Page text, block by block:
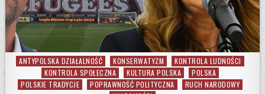
Posted in
ANTYPOLSKA DZIAŁALNOŚĆ KONSERWATYZM
KONTROLA LUDNOŚCI
KONTROLA SPOŁECZNA
KULTURA POLSKA
POLSKA
POLSKIE TRADYCJE
POPRAWNOŚĆ POLITYCZNA
RUCH NARODOWY